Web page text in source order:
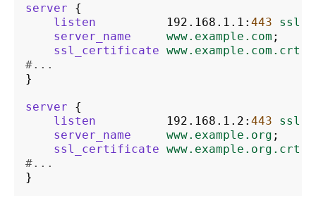
server
{
listen
192.168.1.1 : 443 ssl
server_name
www.example.com ;
ssl_certificate www.example.com.crt
#...
}
server
{
listen
192.168.1.2 : 443 ssl
server_name
www.example.org ;
ssl_certificate www.example.org.crt
#...
}